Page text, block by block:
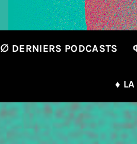
∅ DERNIERS PODCASTS
♦